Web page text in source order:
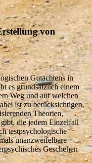
von
Gutachtens in
es grundsätzlich einem
Weg und auf welchen
ist zu berücksichtigen,
Theorien,
die jedem Einzelfall
testpsychologische
unanzweifelbare
Geschehen